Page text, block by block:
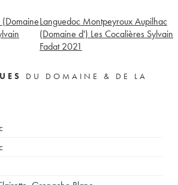
Languedoc Montpeyroux Aupilhac
(Domaine d') Les Cocalières Sylvain
Fadat 2021
DU DOMAINE & DE LA